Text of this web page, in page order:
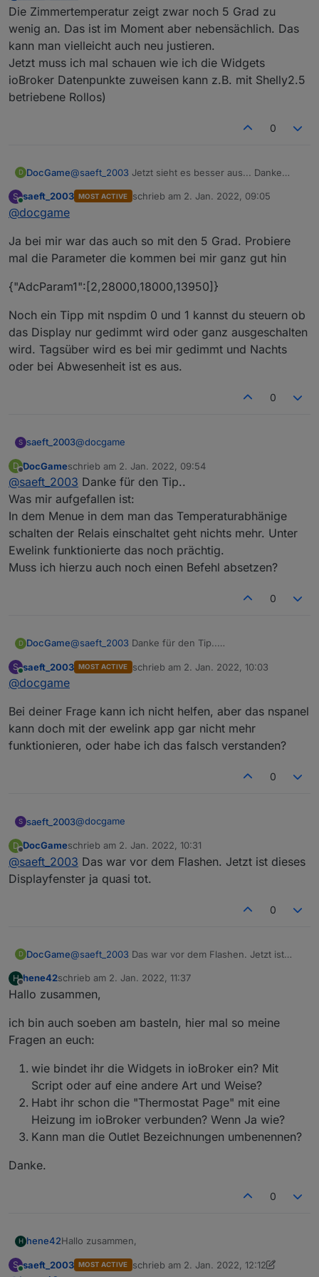
Dieautoexec.behat bei mir und vielen anderen
auch nicht funktioniert. Was mir geholen hat, ich
habe die Datei nspanel.beinautoexec.be
umbenannt.
Du musst auch noch die location setzen.
Die Zimmertemperatur zeigt zwar noch 5 Grad zu
wenig an. Das ist im Moment aber nebensächlich. Das
kann man vielleicht auch neu justieren.
Jetzt muss ich mal schauen wie ich die Widgets
ioBroker Datenpunkte zuweisen kann z.B. mit Shelly2.5
betriebene Rollos)
0
D DocGame@saeft_2003 Jetzt sieht es besser aus... Danke
wenig an. Das ist im Moment aber nebensächlich.
ioBroker Datenpunkte zuweisen kann z.B. mit
Shelly2.5 betriebene Rollos)
S
Online
saeft_2003 MOST ACTIVE schrieb am 2. Jan. 2022, 09:05
zuletzt editiert von
@docgame
Ja bei mir war das auch so mit den 5 Grad. Probiere
mal die Parameter die kommen bei mir ganz gut hin
{"AdcParam1":[2,28000,18000,13950]}
Noch ein Tipp mit nspdim 0 und 1 kannst du steuern ob
das Display nur gedimmt wird oder ganz ausgeschalten
wird. Tagsüber wird es bei mir gedimmt und Nachts
oder bei Abwesenheit ist es aus.
0
S saeft_2003@docgame
Ja bei mir war das auch so mit den 5 Grad.
Probiere mal die Parameter die kommen bei mir
ganz gut hin
{"AdcParam1":[2,28000,18000,13950]}
Noch ein Tipp mit nspdim 0 und 1 kannst du
steuern ob das Display nur gedimmt wird oder
ganz ausgeschalten wird. Tagsüber wird es bei mir
gedimmt und Nachts oder bei Abwesenheit ist es
D
Offline
DocGameschrieb am 2. Jan. 2022, 09:54
zuletzt editiert von
@saeft_2003 Danke für den Tip..
Was mir aufgefallen ist:
In dem Menue in dem man das Temperaturabhänige
schalten der Relais einschaltet geht nichts mehr. Unter
Ewelink funktionierte das noch prächtig.
Muss ich hierzu auch noch einen Befehl absetzen?
0
D DocGame@saeft_2003 Danke für den Tip..
In dem Menue in dem man das Temperaturabhänige
Muss ich hierzu auch noch einen Befehl absetzen?
S
Online
saeft_2003 MOST ACTIVE schrieb am 2. Jan. 2022, 10:03
zuletzt editiert von
@docgame
Bei deiner Frage kann ich nicht helfen, aber das nspanel
kann doch mit der ewelink app gar nicht mehr
funktionieren, oder habe ich das falsch verstanden?
0
S saeft_2003@docgame
Bei deiner Frage kann ich nicht helfen, aber das
nspanel kann doch mit der ewelink app gar nicht
mehr funktionieren, oder habe ich das falsch
D
Offline
DocGameschrieb am 2. Jan. 2022, 10:31
zuletzt editiert von
@saeft_2003 Das war vor dem Flashen. Jetzt ist dieses
Displayfenster ja quasi tot.
0
D DocGame@saeft_2003 Das war vor dem Flashen. Jetzt ist
H
Offline
hene42schrieb am 2. Jan. 2022, 11:37
zuletzt editiert von
Hallo zusammen,
ich bin auch soeben am basteln, hier mal so meine
Fragen an euch:
wie bindet ihr die Widgets in ioBroker ein? Mit
Script oder auf eine andere Art und Weise?
Habt ihr schon die "Thermostat Page" mit eine
Heizung im ioBroker verbunden? Wenn Ja wie?
Kann man die Outlet Bezeichnungen umbenennen?
Danke.
0
H hene42Hallo zusammen,
ich bin auch soeben am basteln, hier mal so meine
S saeft_2003 MOST ACTIVE schrieb am 2. Jan. 2022, 12:12
zuletzt editiert von saeft_20031. Feb.